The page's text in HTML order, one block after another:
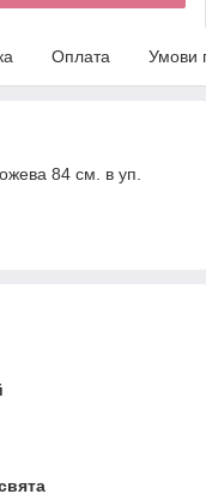
Оплата Умови
84 см. в уп.